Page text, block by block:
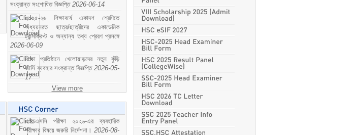
সংক্রান্ত সংশোধিত বিজ্ঞপ্তি 2026-06-14
২০২৫-২৬ শিক্ষাবর্ষে একাদশ শ্রেণিতে
অধ্যয়নরত ছাত্র/ছাত্রীদের একাডেমিক
ট্রান্সক্রিপ্ট ও অন্যান্য তথ্য প্রেরণ প্রসঙ্গে
2026-06-09
শিক্ষা প্রতিষ্ঠানে খেলোয়াড়দের নতুন কুঁড়ি
জার্সি ব্যবহার সংক্রান্ত বিজ্ঞপ্তি 2026-05-
17
View more
এইচএসসি পরীক্ষা ২০২৬-এর ব্যবহারিক
পরীক্ষার বিষয়ে জরুরি নির্দেশনা। 2026-08-